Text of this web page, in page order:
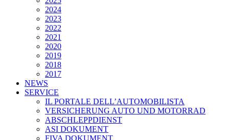
2024
2023
2022
2021
2020
2019
2018
2017
NEWS
SERVICE
IL PORTALE DELL’AUTOMOBILISTA
VERSICHERUNG AUTO UND MOTORRAD
ABSCHLEPPDIENST
ASI DOKUMENT
FIVA DOKUMENT